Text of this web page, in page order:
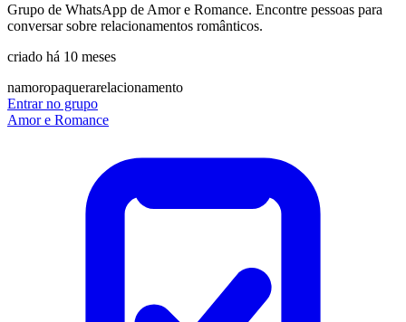
Grupo de WhatsApp de Amor e Romance. Encontre pessoas para
conversar sobre relacionamentos românticos.
criado há 10 meses
namoropaquerarelacionamento
Entrar no grupo
Amor e Romance